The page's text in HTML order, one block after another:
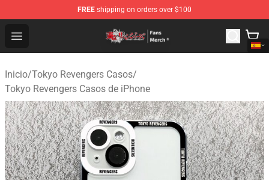
FREE shipping on orders over $100
Open menu
Tokyo Revengers Store - Official Tokyo Revengers
Inicio/Tokyo Revengers Casos/
Tokyo Revengers Casos de iPhone